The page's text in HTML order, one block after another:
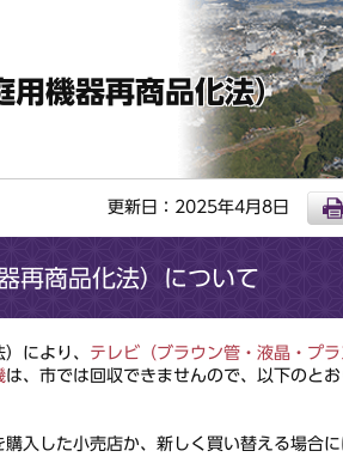
用機器再商品化法）
更新日：2025年4月8日
再商品化法）について
により、 テレビ（ブラウン管・液晶・プラ
は、市では回収できませんので、以下のと
入した小売店か、新しく買い替える場合